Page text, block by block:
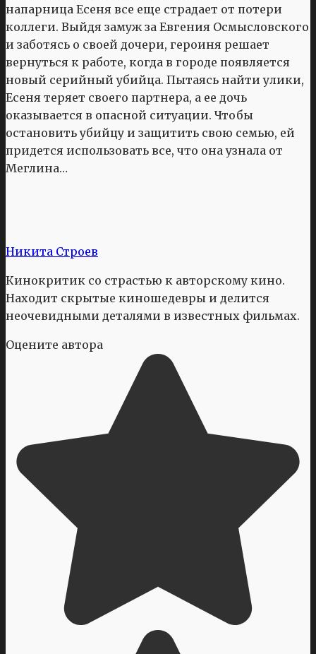
напарница Есеня все еще страдает от потери
коллеги. Выйдя замуж за Евгения Осмысловского
и заботясь о своей дочери, героиня решает
вернуться к работе, когда в городе появляется
новый серийный убийца. Пытаясь найти улики,
Есеня теряет своего партнера, а ее дочь
оказывается в опасной ситуации. Чтобы
остановить убийцу и защитить свою семью, ей
придется использовать все, что она узнала от
Меглина…
Никита Строев
Кинокритик со страстью к авторскому кино.
Находит скрытые киношедевры и делится
неочевидными деталями в известных фильмах.
Оцените автора